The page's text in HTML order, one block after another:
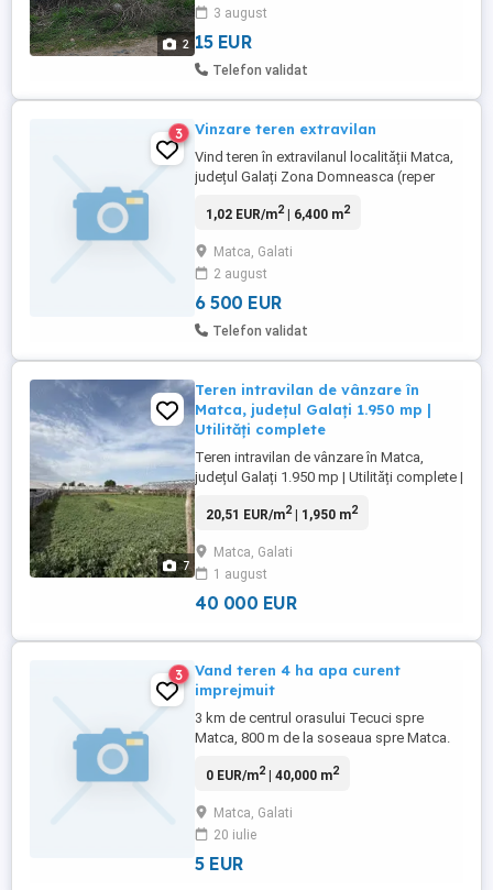
2
3 august
15 EUR
Telefon validat
3 Vinzare teren extravilan
Vind teren în extravilanul localității Matca,
județul Galați Zona Domneasca (reper
Identificare parcela: T 59 4 ,P 44
1,02 EUR/m2| 6,400 m2
Matca, Galati
2 august
6 500 EUR
Telefon validat
7
Teren intravilan de vânzare în
Matca, județul Galați 1.950 mp |
Utilități complete
Teren intravilan de vânzare în Matca,
județul Galați 1.950 mp | Utilități complete |
spre vânzare un teren intravilan situat în
într-o zonă ideală atât pentru construcția
unei locuințe, cât și pentru activități
agricole ...
20,51 EUR/m2| 1,950 m2
Matca, Galati
1 august
40 000 EUR
3
Vand teren 4 ha apa curent
imprejmuit
3 km de centrul orasului Tecuci spre
Matca, 800 m de la soseaua spre Matca.
imprejmuit, apa, curent + alte facilitati. Alte
0 EUR/m2| 40,000 m2
Matca, Galati
20 iulie
5 EUR